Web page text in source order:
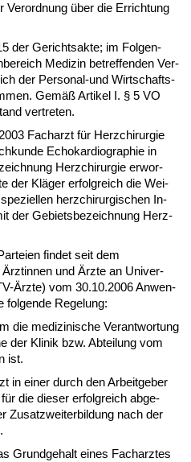
Ver­ord­nung über die Er­rich­tung
der Ge­richts­ak­te; im Fol­gen­
Me­di­zin be­tref­fen­den Ver­
der Per­so­nal-und Wirt­schafts­
Gemäß Ar­ti­kel I. § 5 VO
ver­tre­ten.
Fach­arzt für Herz­chir­ur­gie
Echo­kar­dio­gra­phie in
Herz­chir­ur­gie er­wor­
der Kläger er­folg­reich die Wei­
herz­chir­ur­gi­schen In­
der Ge­biets­be­zeich­nung Herz­
fin­det seit dem
Ärz­tin­nen und Ärz­te an Uni­ver­
Ärz­te) vom 30.10.2006 An­wen­
fol­gen­de Re­ge­lung:
die me­di­zi­ni­sche Ver­ant­wor­tung
der Kli­nik bzw. Ab­tei­lung vom
ist.
in ei­ner durch den Ar­beit­ge­ber
die die­ser er­folg­reich ab­ge­
Zu­satz­wei­ter­bil­dung nach der
Grund­ge­halt ei­nes Fach­arz­tes